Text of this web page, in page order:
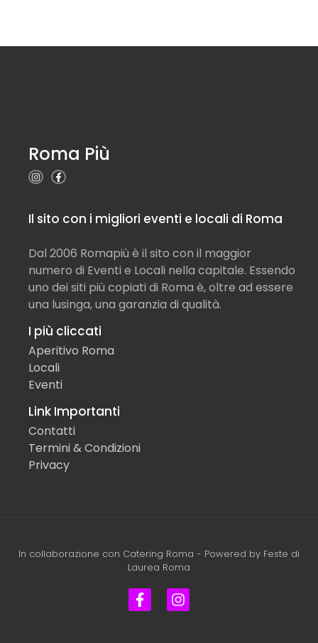
Roma Più
Il sito con i migliori eventi e locali di Roma
Dal 2006 Romapiù è il sito con il maggior
numero di Eventi e Locali nella capitale. Essendo
uno dei siti più copiati di Roma è, oltre ad essere
una lusinga, una garanzia di qualità.
I più cliccati
Aperitivo Roma
Locali
Eventi
Link Importanti
Contatti
Termini & Condizioni
Privacy
In collaborazione con Catering Roma - Powered by Feste di
Laurea Roma